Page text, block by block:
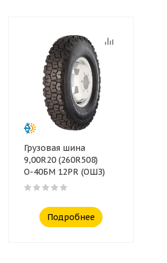
Грузовая шина
9,00R20 (260R508)
О-40БМ 12PR (ОШЗ)
Подробнее